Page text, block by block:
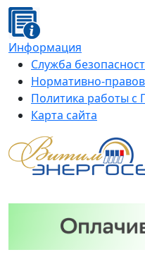
Информация
Служба
Нормативно-
Политика работы с
Карта сайта